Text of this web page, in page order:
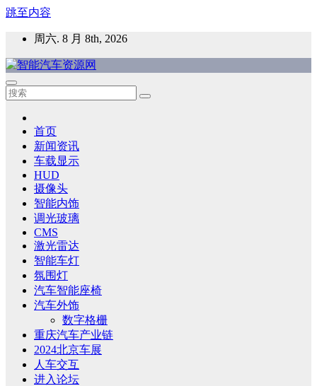
跳至内容
周六. 8 月 8th, 2026
智能汽车资源网
智能表面，智能内饰，新能源汽车，HMI，人车交互，智能车
首页
新闻资讯
车载显示
HUD
摄像头
智能内饰
调光玻璃
CMS
激光雷达
智能车灯
氛围灯
汽车智能座椅
汽车外饰
数字格栅
重庆汽车产业链
2024北京车展
人车交互
进入论坛